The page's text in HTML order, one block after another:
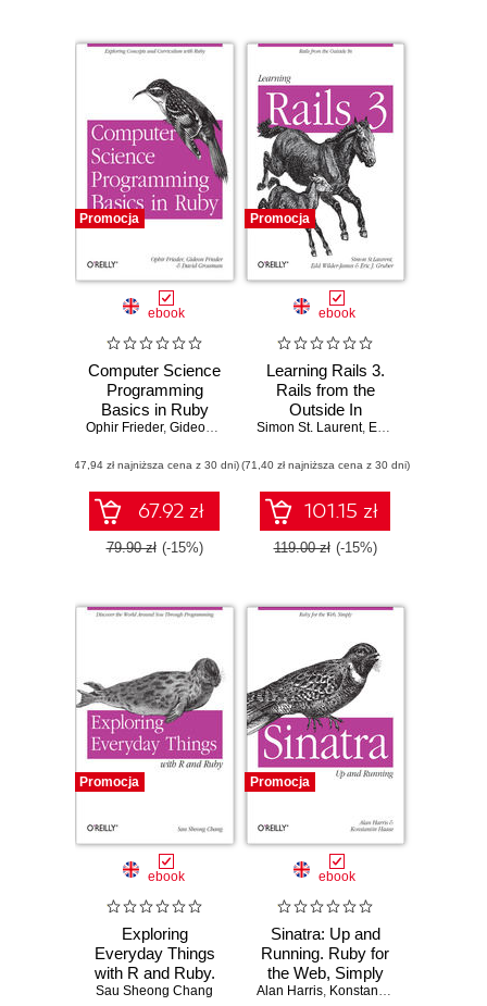
From installation to
testing, all the
essentials are here
Promocja
ebook
Computer Science
Programming
Basics in Ruby
Ophir Frieder, Gideon Frieder ,David Grossman
(47,94 zł najniższa cena z 30 dni)
67.92 zł
79.90 zł (-15%)
Promocja
ebook
Learning Rails 3.
Rails from the
Outside In
Simon St. Laurent, Edd Wilder-James
(71,40 zł najniższa cena z 30 dni)
101.15 zł
119.00 zł (-15%)
Promocja
ebook
Exploring
Everyday Things
with R and Ruby.
Learning About
Sau Sheong Chang
Promocja
ebook
Sinatra: Up and
Running. Ruby for
the Web, Simply
Alan Harris, Konstantin Haase